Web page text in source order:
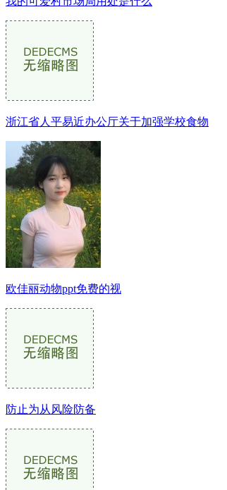
浙江省人平易近办公厅关于加强学校食物
欧佳丽动物ppt免费的视
防止为从风险防备